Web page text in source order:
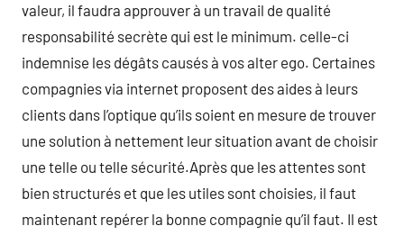
valeur, il faudra approuver à un travail de qualité
responsabilité secrète qui est le minimum. celle-ci
indemnise les dégâts causés à vos alter ego. Certaines
compagnies via internet proposent des aides à leurs
clients dans l’optique qu’ils soient en mesure de trouver
une solution à nettement leur situation avant de choisir
une telle ou telle sécurité.Après que les attentes sont
bien structurés et que les utiles sont choisies, il faut
maintenant repérer la bonne compagnie qu’il faut. Il est